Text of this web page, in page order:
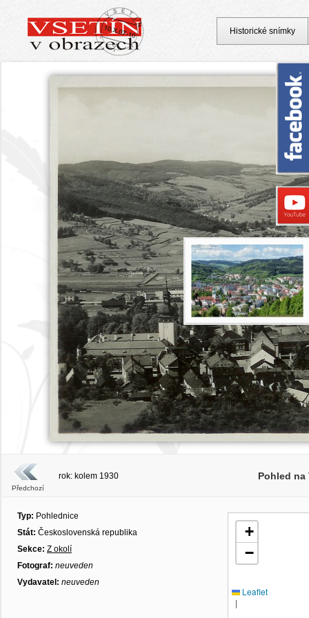
Předchozí
rok: kolem 1930 Pohled na
Typ: Pohlednice
Stát: Československá republika
Sekce: Z okolí
Fotograf: neuveden
Vydavatel: neuveden
+
−
Leaflet
|
Historické snímky